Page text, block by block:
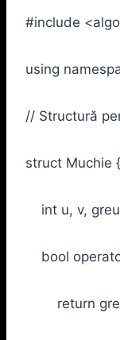
#include
using
// Structură
struct Muchie {
int u, v,
bool
return